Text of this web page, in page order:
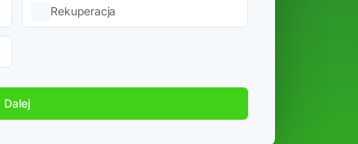
Rekuperacja
Dalej